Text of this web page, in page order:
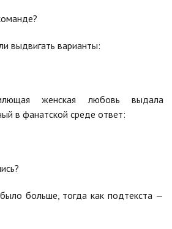
выдвигать варианты:
женская любовь выдала
в фанатской среде ответ:
больше, тогда как подтекста —